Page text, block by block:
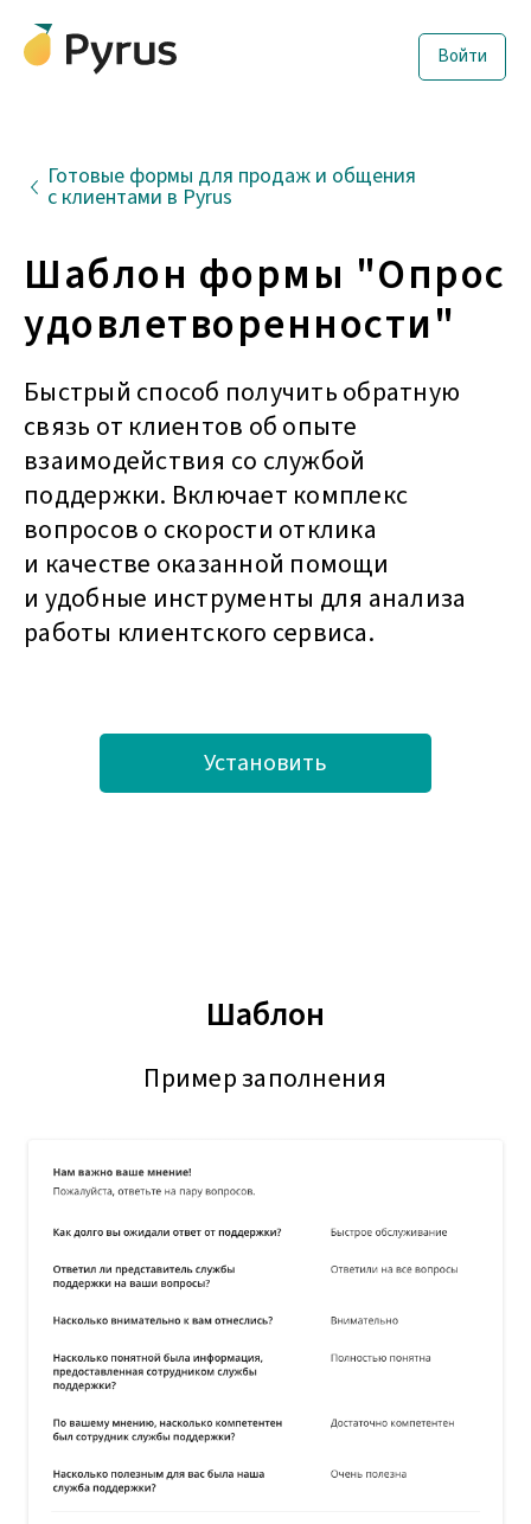
Войти
Готовые формы для продаж и общения
с клиентами в Pyrus
Шаблон формы "Опрос
удовлетворенности"
Быстрый способ получить обратную
связь от клиентов об опыте
взаимодействия со службой
поддержки. Включает комплекс
вопросов о скорости отклика
и качестве оказанной помощи
и удобные инструменты для анализа
работы клиентского сервиса.
Установить
Шаблон
Пример заполнения